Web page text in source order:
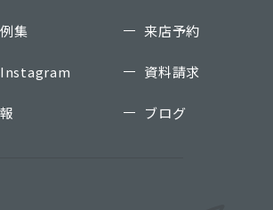
集 来店予約
資料請求
ブログ